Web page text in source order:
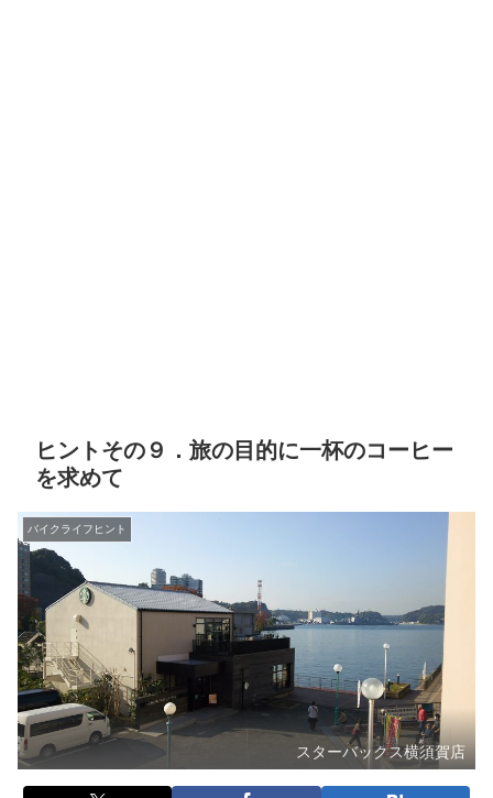
ヒントその９．旅の目的に一杯のコーヒー
を求めて
バイクライフヒント
スターバックス横須賀店